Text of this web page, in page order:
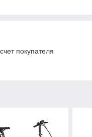
покупателя